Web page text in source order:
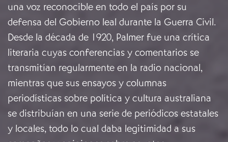
una voz reconocible en todo el país por su
defensa del Gobierno leal durante la Guerra Civil.
Desde la década de 1920, Palmer fue una crítica
literaria cuyas conferencias y comentarios se
transmitían regularmente en la radio nacional,
mientras que sus ensayos y columnas
periodísticas sobre política y cultura australiana
se distribuían en una serie de periódicos estatales
y locales, todo lo cual daba legitimidad a sus